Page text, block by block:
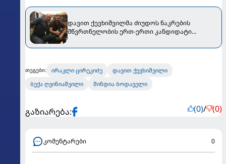
დავით ქევხიშვილმა ძიუდოს ნაკრების
მწვრთნელობის ერთ-ერთი კანდიდატი
თეგები: ირაკლი ცირეკიძე
დავით ქევხიშვილი
ბექა ღვინიაშვილი
მინდია ბოდაველი
გაზიარება: (0)/ (0)
კომენტარები 0